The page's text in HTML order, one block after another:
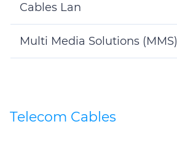
Cables Lan
Multi Media Solutions (MMS)
Telecom Cables